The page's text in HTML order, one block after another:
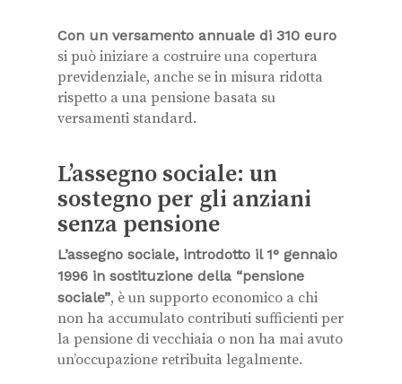
Con un versamento annuale di 310 euro
si può iniziare a costruire una copertura
previdenziale, anche se in misura ridotta
rispetto a una pensione basata su
versamenti standard.
L’assegno sociale: un
sostegno per gli anziani
senza pensione
L’assegno sociale, introdotto il 1° gennaio
1996 in sostituzione della “pensione
sociale”, è un supporto economico a chi
non ha accumulato contributi sufficienti per
la pensione di vecchiaia o non ha mai avuto
un’occupazione retribuita legalmente.